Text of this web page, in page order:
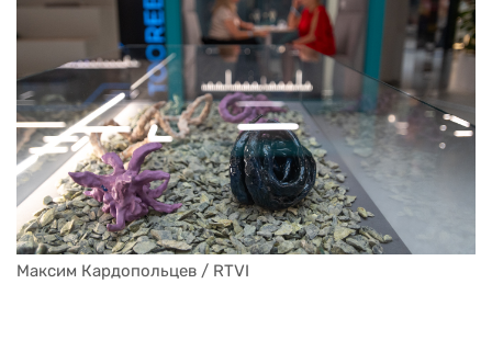
Максим Кардопольцев / RTVI